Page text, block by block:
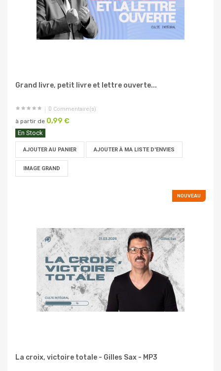
Grand livre, petit livre et lettre ouverte...
0 Commentaire(s)
à partir de 0,99 €
En Stock
AJOUTER AU PANIER AJOUTER À MA LISTE D'ENVIES
IMAGE GRAND
NOUVEAU
La croix, victoire totale - Gilles Sax - MP3